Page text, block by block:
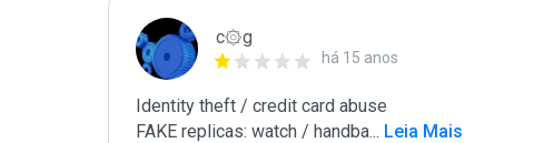
c۞g
há 15 anos
Identity theft / credit card abuse
FAKE replicas: watch / handba... Leia Mais